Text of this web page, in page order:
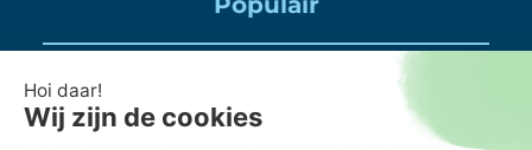
Huisraad container huren